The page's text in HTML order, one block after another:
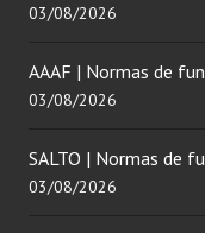
03/08/2026
AAAF | Normas de
03/08/2026
SALTO | Normas de
03/08/2026